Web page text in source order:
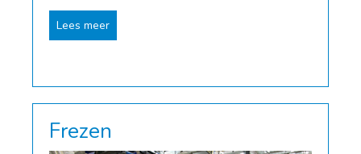
Lees meer
Frezen